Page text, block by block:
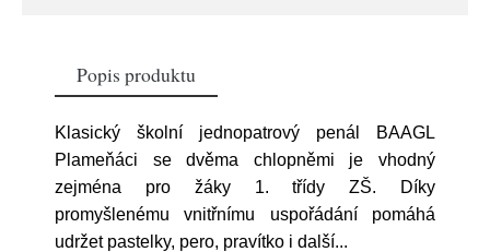
Popis produktu
Klasický školní jednopatrový penál BAAGL
Plameňáci se dvěma chlopněmi je vhodný
zejména pro žáky 1. třídy ZŠ. Díky
promyšlenému vnitřnímu uspořádání pomáhá
udržet pastelky, pero, pravítko i další...